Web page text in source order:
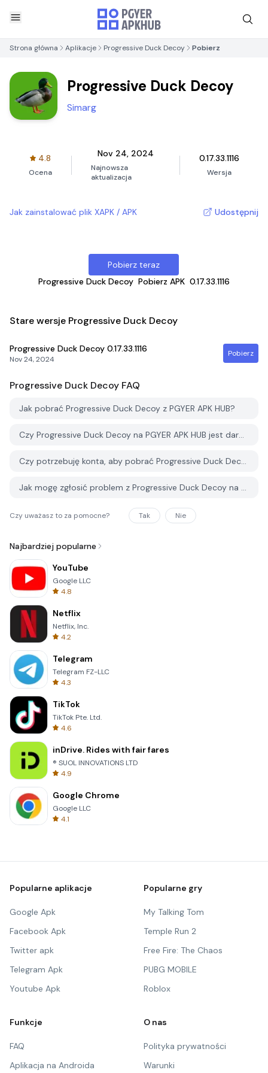
Strona główna Aplikacje Progressive Duck Decoy Pobierz
Progressive Duck Decoy
Simarg
4.8
Ocena
Nov 24, 2024
Najnowsza
aktualizacja
0.17.33.1116
Wersja
Jak zainstalować plik XAPK / APK Udostępnij
Pobierz teraz
Progressive Duck Decoy Pobierz APK 0.17.33.1116
Stare wersje Progressive Duck Decoy
Progressive Duck Decoy 0.17.33.1116
Nov 24, 2024
Pobierz
Progressive Duck Decoy FAQ
Jak pobrać Progressive Duck Decoy z PGYER APK HUB?
Czy Progressive Duck Decoy na PGYER APK HUB jest darmowy do pobrania?
Czy potrzebuję konta, aby pobrać Progressive Duck Decoy z PGYER APK HUB?
Jak mogę zgłosić problem z Progressive Duck Decoy na PGYER APK HUB?
Czy uważasz to za pomocne? Tak Nie
Najbardziej popularne
YouTube
Google LLC
4.8
Netflix
Netflix, Inc.
4.2
Telegram
Telegram FZ-LLC
4.3
TikTok
TikTok Pte. Ltd.
4.6
inDrive. Rides with fair fares
® SUOL INNOVATIONS LTD
4.9
Google Chrome
Google LLC
4.1
Popularne aplikacje
Google Apk
Facebook Apk
Twitter apk
Telegram Apk
Youtube Apk
Popularne gry
My Talking Tom
Temple Run 2
Free Fire: The Chaos
PUBG MOBILE
Roblox
Funkcje
FAQ
Aplikacja na Androida
O nas
Polityka prywatności
Warunki